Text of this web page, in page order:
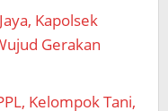
Kapolsek
Gerakan
Kelompok Tani,